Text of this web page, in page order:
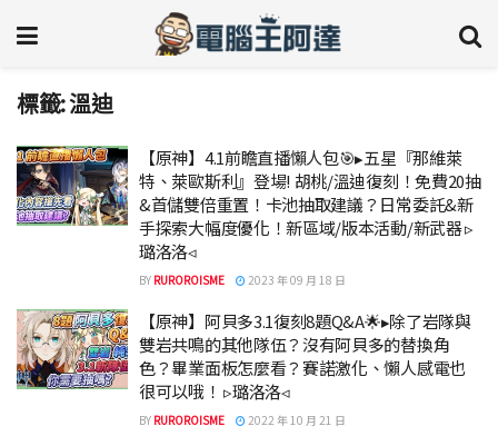
標籤:溫迪
【原神】4.1前瞻直播懶人包🎯▸五星『那維萊
特、萊歐斯利』登場! 胡桃/溫迪復刻！免費20抽
&首儲雙倍重置！卡池抽取建議？日常委託&新
手探索大幅度優化！新區域/版本活動/新武器 ▹
璐洛洛◃
BY RUROROISME 2023 年 09 月 18 日
【原神】阿貝多3.1復刻8題Q&A🌟▸除了岩隊與
雙岩共鳴的其他隊伍？沒有阿貝多的替換角
色？畢業面板怎麼看？賽諾激化、懶人感電也
很可以哦！ ▹璐洛洛◃
BY RUROROISME 2022 年 10 月 21 日